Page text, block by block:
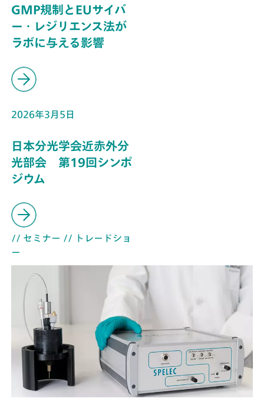
GMP規制とEUサイバ
ー・レジリエンス法が
ラボに与える影響
2026年3月5日
日本分光学会近赤外分
光部会 第19回シンポ
ジウム
// セミナー // トレードショ
ー